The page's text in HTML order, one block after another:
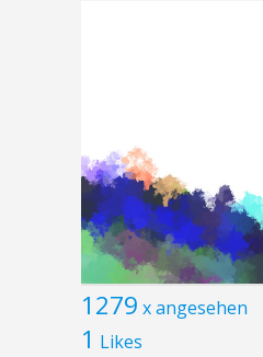
1279 x angesehen
1 Likes